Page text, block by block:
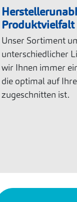
Produktvielfalt
Unser Sortiment
unterschiedlicher
wir Ihnen immer
die optimal auf
zugeschnitten ist.